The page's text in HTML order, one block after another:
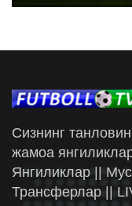
Сизнинг
жамоа
Янгиликлар ||
Трансферлар ||